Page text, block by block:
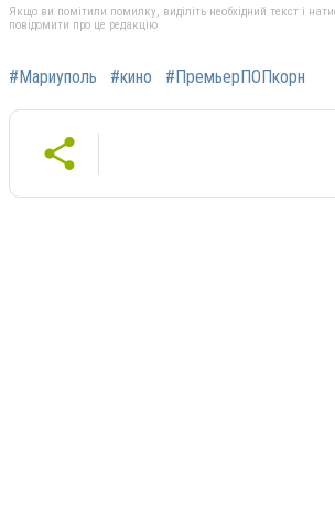
Якщо ви помітили помилку, виділіть необхідний текст і
повідомити про це редакцію
#Мариуполь #кино #ПремьерПОПкорн